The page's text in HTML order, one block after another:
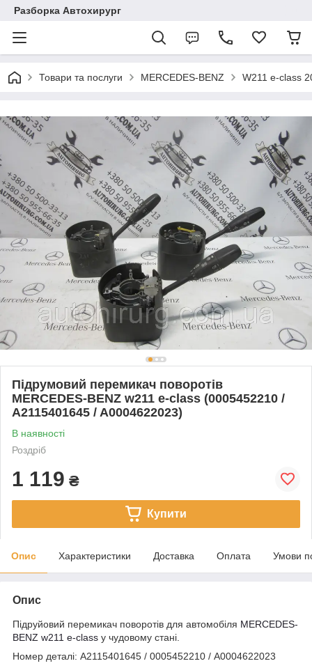
Разборка Автохирург
Товари та послуги MERCEDES-BENZ W211 e-class
Підрумовий перемикач поворотів
MERCEDES-BENZ w211 e-class (0005452210 /
A2115401645 / A0004622023)
В наявності
Роздріб
1 119 ₴
Купити
Опис Характеристики Доставка Оплата Умови
Опис
Підруйовий перемикач поворотів для автомобіля MERCEDES-
BENZ w211 e-class у чудовому стані.
Номер деталі: A2115401645 / 0005452210 / A0004622023